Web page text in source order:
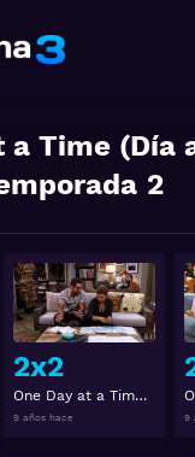
a Time (Día
2
Ver
2x2
One Day at a Time (Día a Día) 2x2
9 años hace 9